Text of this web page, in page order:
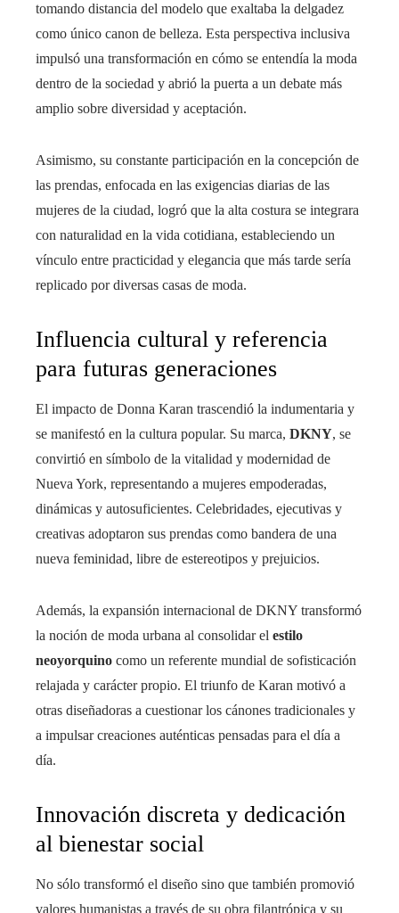
tomando distancia del modelo que exaltaba la delgadez
como único canon de belleza. Esta perspectiva inclusiva
impulsó una transformación en cómo se entendía la moda
dentro de la sociedad y abrió la puerta a un debate más
amplio sobre diversidad y aceptación.
Asimismo, su constante participación en la concepción de
las prendas, enfocada en las exigencias diarias de las
mujeres de la ciudad, logró que la alta costura se integrara
con naturalidad en la vida cotidiana, estableciendo un
vínculo entre practicidad y elegancia que más tarde sería
replicado por diversas casas de moda.
Influencia cultural y referencia
para futuras generaciones
El impacto de Donna Karan trascendió la indumentaria y
se manifestó en la cultura popular. Su marca, DKNY, se
convirtió en símbolo de la vitalidad y modernidad de
Nueva York, representando a mujeres empoderadas,
dinámicas y autosuficientes. Celebridades, ejecutivas y
creativas adoptaron sus prendas como bandera de una
nueva feminidad, libre de estereotipos y prejuicios.
Además, la expansión internacional de DKNY transformó
la noción de moda urbana al consolidar el estilo
neoyorquino como un referente mundial de sofisticación
relajada y carácter propio. El triunfo de Karan motivó a
otras diseñadoras a cuestionar los cánones tradicionales y
a impulsar creaciones auténticas pensadas para el día a
día.
Innovación discreta y dedicación
al bienestar social
No sólo transformó el diseño sino que también promovió
valores humanistas a través de su obra filantrópica y su